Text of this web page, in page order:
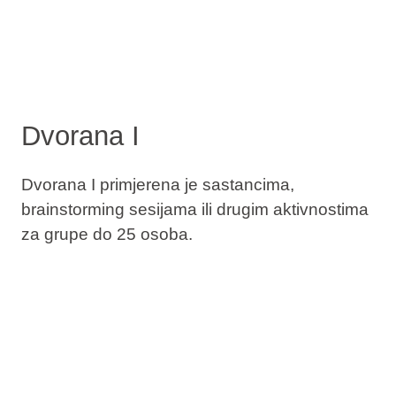
Dvorana I
Dvorana I primjerena je sastancima,
brainstorming sesijama ili drugim aktivnostima
za grupe do 25 osoba.